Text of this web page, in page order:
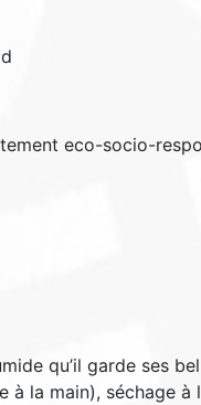
eco-socio-
qu’il garde ses
la main), séchage à